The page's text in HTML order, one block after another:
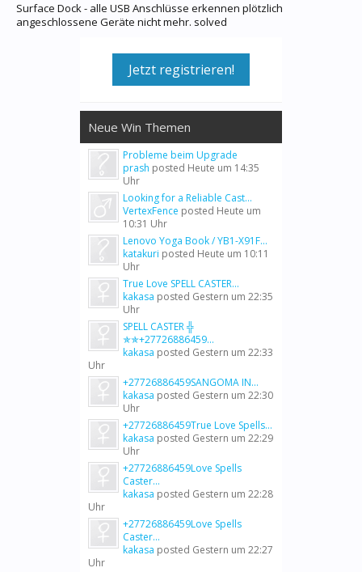
Surface Dock - alle USB Anschlüsse erkennen plötzlich
angeschlossene Geräte nicht mehr. solved
Jetzt registrieren!
Neue Win Themen
Probleme beim Upgrade
prash posted Heute um 14:35
Uhr
Looking for a Reliable Cast...
VertexFence posted Heute um
10:31 Uhr
Lenovo Yoga Book / YB1-X91F...
katakuri posted Heute um 10:11
Uhr
True Love SPELL CASTER...
kakasa posted Gestern um 22:35
Uhr
SPELL CASTER ╬
✯✯+27726886459...
kakasa posted Gestern um 22:33
Uhr
+27726886459SANGOMA IN...
kakasa posted Gestern um 22:30
Uhr
+27726886459True Love Spells...
kakasa posted Gestern um 22:29
Uhr
+27726886459Love Spells
Caster...
kakasa posted Gestern um 22:28
Uhr
+27726886459Love Spells
Caster...
kakasa posted Gestern um 22:27
Uhr